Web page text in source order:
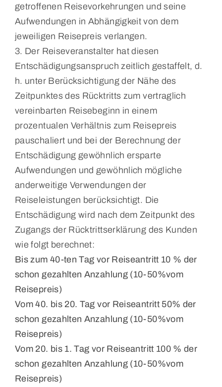
getroffenen Reisevorkehrungen und seine
Aufwendungen in Abhängigkeit von dem
jeweiligen Reisepreis verlangen.
3. Der Reiseveranstalter hat diesen
Entschädigungsanspruch zeitlich ge­staffelt, d.
h. unter Berücksichtigung der Nähe des
Zeitpunktes des Rücktritts zum vertraglich
vereinbarten Reisebeginn in einem
prozentualen Verhältnis zum Reisepreis
pauschaliert und bei der Berechnung der
Entschädigung gewöhnlich ersparte
Aufwendungen und gewöhnlich mögliche
anderweitige Verwendungen der
Reiseleistungen berücksichtigt. Die
Entschädigung wird nach dem Zeitpunkt des
Zugangs der Rücktrittserklärung des Kunden
wie folgt berechnet:
Bis zum 40-ten Tag vor Reiseantritt 10 % der
schon gezahlten Anzahlung (10-50%vom
Reisepreis)
Vom 40. bis 20. Tag vor Reiseantritt 50% der
schon gezahlten Anzahlung (10-50%vom
Reisepreis)
Vom 20. bis 1. Tag vor Reiseantritt 100 % der
schon gezahlten Anzahlung (10-50%vom
Reisepreis)